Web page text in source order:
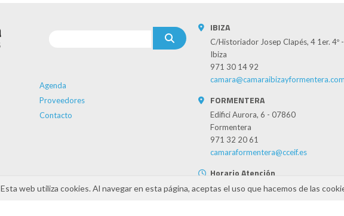
Agenda
Proveedores
Contacto
IBIZA
C/Historiador Josep Clapés, 4 1er. 4º
Ibiza
971 30 14 92
FORMENTERA
Edifici Aurora, 6 - 07860
Formentera
971 32 20 61
camaraformentera@cceif.es
Horario Atención
Atención telefónica y online: 8:30h a
Esta web utiliza cookies. Al navegar en esta página, aceptas el uso que hacemos de las